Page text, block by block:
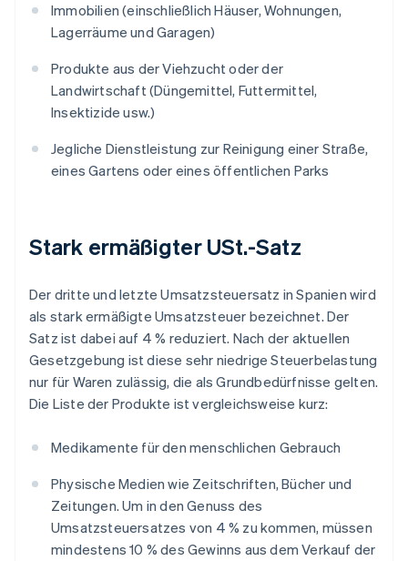
Immobilien (einschließlich Häuser, Wohnungen,
Lagerräume und Garagen)
Produkte aus der Viehzucht oder der
Landwirtschaft (Düngemittel, Futtermittel,
Insektizide usw.)
Jegliche Dienstleistung zur Reinigung einer Straße,
eines Gartens oder eines öffentlichen Parks
Stark ermäßigter USt.-Satz
Der dritte und letzte Umsatzsteuersatz in Spanien wird
als stark ermäßigte Umsatzsteuer bezeichnet. Der
Satz ist dabei auf 4 % reduziert. Nach der aktuellen
Gesetzgebung ist diese sehr niedrige Steuerbelastung
nur für Waren zulässig, die als Grundbedürfnisse gelten.
Die Liste der Produkte ist vergleichsweise kurz:
Medikamente für den menschlichen Gebrauch
Physische Medien wie Zeitschriften, Bücher und
Zeitungen. Um in den Genuss des
Umsatzsteuersatzes von 4 % zu kommen, müssen
mindestens 10 % des Gewinns aus dem Verkauf der